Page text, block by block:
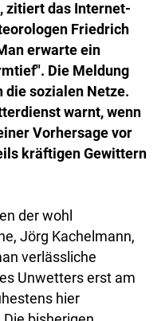
zitiert das Internet-
Friedrich
erwarte ein
Die Meldung
sozialen Netze.
warnt, wenn
Vorhersage vor
kräftigen Gewittern
der wohl
Jörg Kachelmann,
verlässliche
Unwetters erst am
hier